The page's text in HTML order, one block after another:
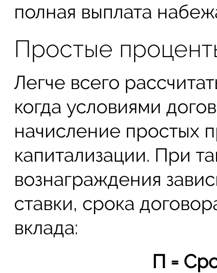
полная выплата
Простые
Легче всего
когда условиями
начисление простых
капитализации. При
вознаграждения
ставки, срока
вклада:
П =